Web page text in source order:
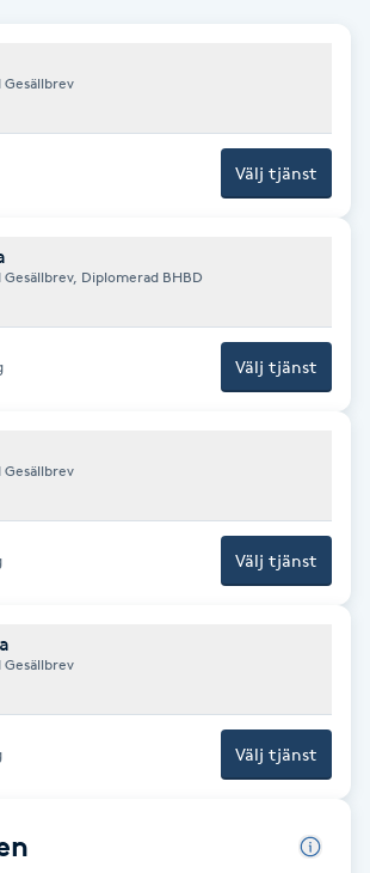
Gesällbrev
Välj tjänst
Gesällbrev, Diplomerad BHBD
Välj tjänst
Gesällbrev
Välj tjänst
Gesällbrev
Välj tjänst